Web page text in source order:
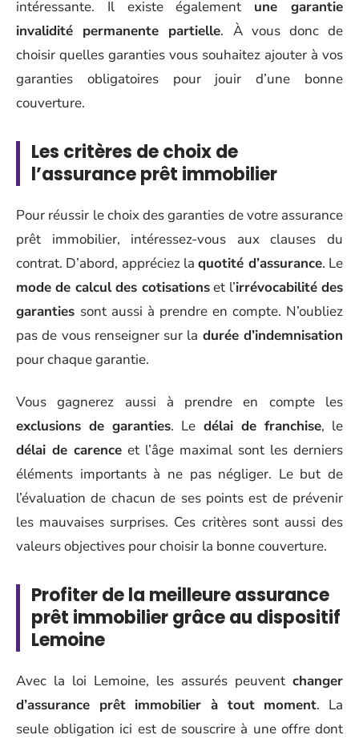
intéressante. Il existe également une garantie
invalidité permanente partielle. À vous donc de
choisir quelles garanties vous souhaitez ajouter à vos
garanties obligatoires pour jouir d’une bonne
couverture.
Les critères de choix de
l’assurance prêt immobilier
Pour réussir le choix des garanties de votre assurance
prêt immobilier, intéressez-vous aux clauses du
contrat. D’abord, appréciez laquotité d’assurance. Le
mode de calcul des cotisationset l’irrévocabilité des
garanties sont aussi à prendre en compte. N’oubliez
pas de vous renseigner sur la durée d’indemnisation
pour chaque garantie.
Vous gagnerez aussi à prendre en compte les
exclusions de garanties. Le délai de franchise, le
délai de carence et l’âge maximal sont les derniers
éléments importants à ne pas négliger. Le but de
l’évaluation de chacun de ses points est de prévenir
les mauvaises surprises. Ces critères sont aussi des
valeurs objectives pour choisir la bonne couverture.
Profiter de la meilleure assurance
prêt immobilier grâce au dispositif
Lemoine
Avec la loi Lemoine, les assurés peuvent changer
d’assurance prêt immobilier à tout moment. La
seule obligation ici est de souscrire à une offre dont